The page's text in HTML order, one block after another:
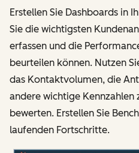
Erstellen Sie Dashboards in
Sie die wichtigsten
erfassen und die
beurteilen können. Nutzen
das Kontaktvolumen, die
andere wichtige Kennzahlen
bewerten. Erstellen Sie
laufenden Fortschritte.